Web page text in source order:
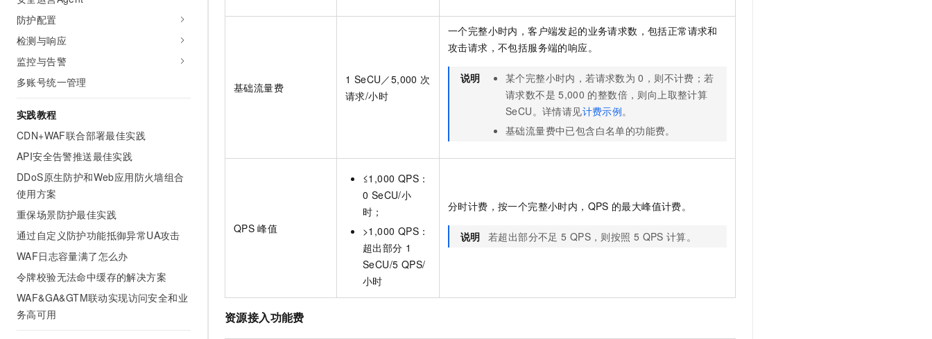
防护配置
检测与响应
监控与告警
多账号统一管理
实践教程
CDN+WAF联合部署最佳实践
API安全告警推送最佳实践
DDoS原生防护和Web应用防火墙组合
使用方案
重保场景防护最佳实践
通过自定义防护功能抵御异常UA攻击
WAF日志容量满了怎么办
令牌校验无法命中缓存的解决方案
WAF&GA&GTM联动实现访问安全和业
务高可用
基础流量费
1 SeCU／5,000 次
请求/小时
一个完整小时内，客户端发起的业务请求数，包括正常请求和
攻击请求，不包括服务端的响应。
说明 某个完整小时内，若请求数为 0，则不计费；若
请求数不是 5,000 的整数倍，则向上取整计算
SeCU。详情请见计费示例。
基础流量费中已包含白名单的功能费。
QPS 峰值
≤1,000 QPS：
0 SeCU/小
时；
>1,000 QPS：
超出部分 1
SeCU/5 QPS/
小时
分时计费，按一个完整小时内，QPS 的最大峰值计费。
说明 若超出部分不足 5 QPS，则按照 5 QPS 计算。
资源接入功能费